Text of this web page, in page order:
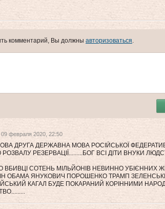
комментарий, Вы должны авторизоваться
09 февраля 2020, 22:50
ДРУГА ДЕРЖАВНА МОВА РОСІЙСЬКОЇ
РЕЗЕРВАЦІЇ.........БОГ ВСІ ДІТИ ВНУКИ
ВБИВЦІ СОТЕНЬ МІЛЬЙОНІВ НЕВИННО УБІЄННИХ
ОБАМА ЯНУКОВИЧ ПОРОШЕНКО ТРАМП
КАГАЛ БУДЕ ПОКАРАНИЙ КОРІННИМИ